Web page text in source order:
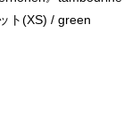
ト(XS) / green